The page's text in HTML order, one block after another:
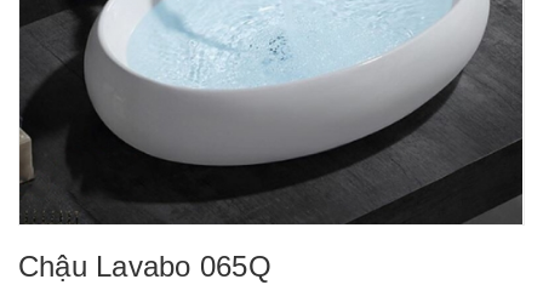
Chậu Lavabo 065Q